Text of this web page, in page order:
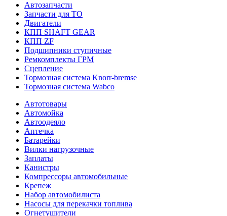
Автозапчасти
Запчасти для ТО
Двигатели
КПП SHAFT GEAR
КПП ZF
Подшипники ступичные
Ремкомплекты ГРМ
Сцепление
Тормозная система Knorr-bremse
Тормозная система Wabco
Автотовары
Автомойка
Автоодеяло
Аптечка
Батарейки
Вилки нагрузочные
Заплаты
Канистры
Компрессоры автомобильные
Крепеж
Набор автомобилиста
Насосы для перекачки топлива
Огнетушители